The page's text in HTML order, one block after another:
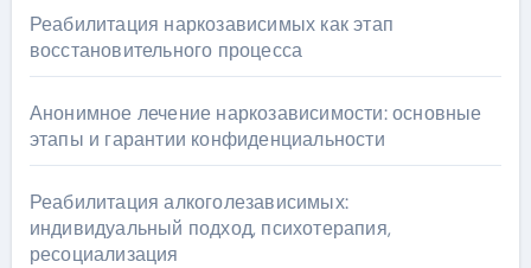
Реабилитация наркозависимых как этап
восстановительного процесса
Анонимное лечение наркозависимости: основные
этапы и гарантии конфиденциальности
Реабилитация алкоголезависимых:
индивидуальный подход, психотерапия,
ресоциализация